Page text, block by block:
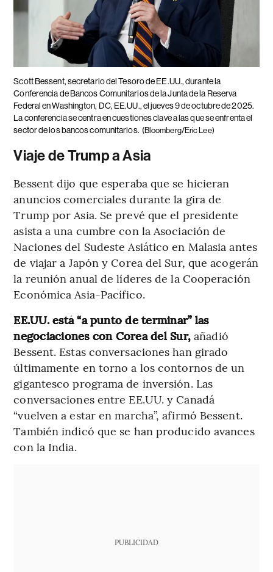
Scott Bessent, secretario del Tesoro de EE.UU., durante la
Conferencia de Bancos Comunitarios de la Junta de la Reserva
Federal en Washington, DC, EE.UU., el jueves 9 de octubre de 2025.
La conferencia se centra en cuestiones clave a las que se enfrenta el
sector de los bancos comunitarios. (Bloomberg/Eric Lee)
Viaje de Trump a Asia
Bessent dijo que esperaba que se hicieran
anuncios comerciales durante la gira de
Trump por Asia. Se prevé que el presidente
asista a una cumbre con la Asociación de
Naciones del Sudeste Asiático en Malasia antes
de viajar a Japón y Corea del Sur, que acogerán
la reunión anual de líderes de la Cooperación
Económica Asia-Pacífico.
EE.UU. está “a punto de terminar” las
negociaciones con Corea del Sur, añadió
Bessent. Estas conversaciones han girado
últimamente en torno a los contornos de un
gigantesco programa de inversión. Las
conversaciones entre EE.UU. y Canadá
“vuelven a estar en marcha”, afirmó Bessent.
También indicó que se han producido avances
con la India.
PUBLICIDAD